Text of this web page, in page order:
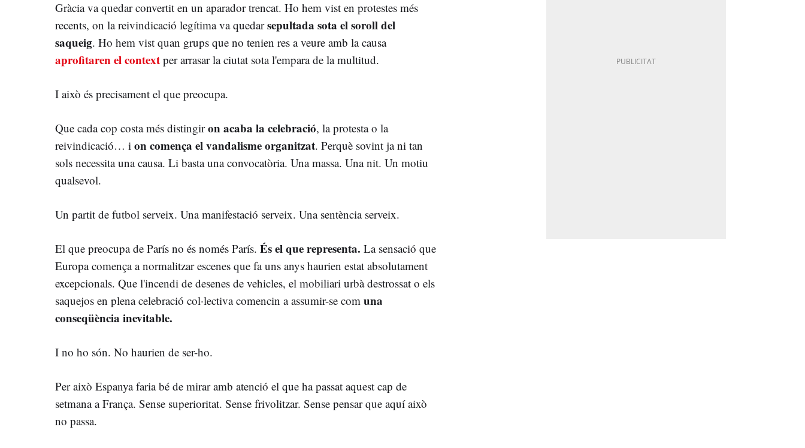
Gràcia va quedar convertit en un aparador trencat. Ho hem vist en protestes més
recents, on la reivindicació legítima va quedarsepultada sota el soroll del
saqueig. Ho hem vist quan grups que no tenien res a veure amb la causa
aprofitaren el context per arrasar la ciutat sota l'empara de la multitud.
I això és precisament el que preocupa.
Que cada cop costa més distingiron acaba la celebració, la protesta o la
reivindicació… i on comença el vandalisme organitzat. Perquè sovint ja ni tan
sols necessita una causa. Li basta una convocatòria. Una massa. Una nit. Un motiu
qualsevol.
Un partit de futbol serveix. Una manifestació serveix. Una sentència serveix.
El que preocupa de París no és només París. És el que representa. La sensació que
Europa comença a normalitzar escenes que fa uns anys haurien estat absolutament
excepcionals. Que l'incendi de desenes de vehicles, el mobiliari urbà destrossat o els
saquejos en plena celebració col·lectiva comencin a assumir-se com una
conseqüència inevitable.
I no ho són. No haurien de ser-ho.
Per això Espanya faria bé de mirar amb atenció el que ha passat aquest cap de
setmana a França. Sense superioritat. Sense frivolitzar. Sense pensar que aquí això
no passa.